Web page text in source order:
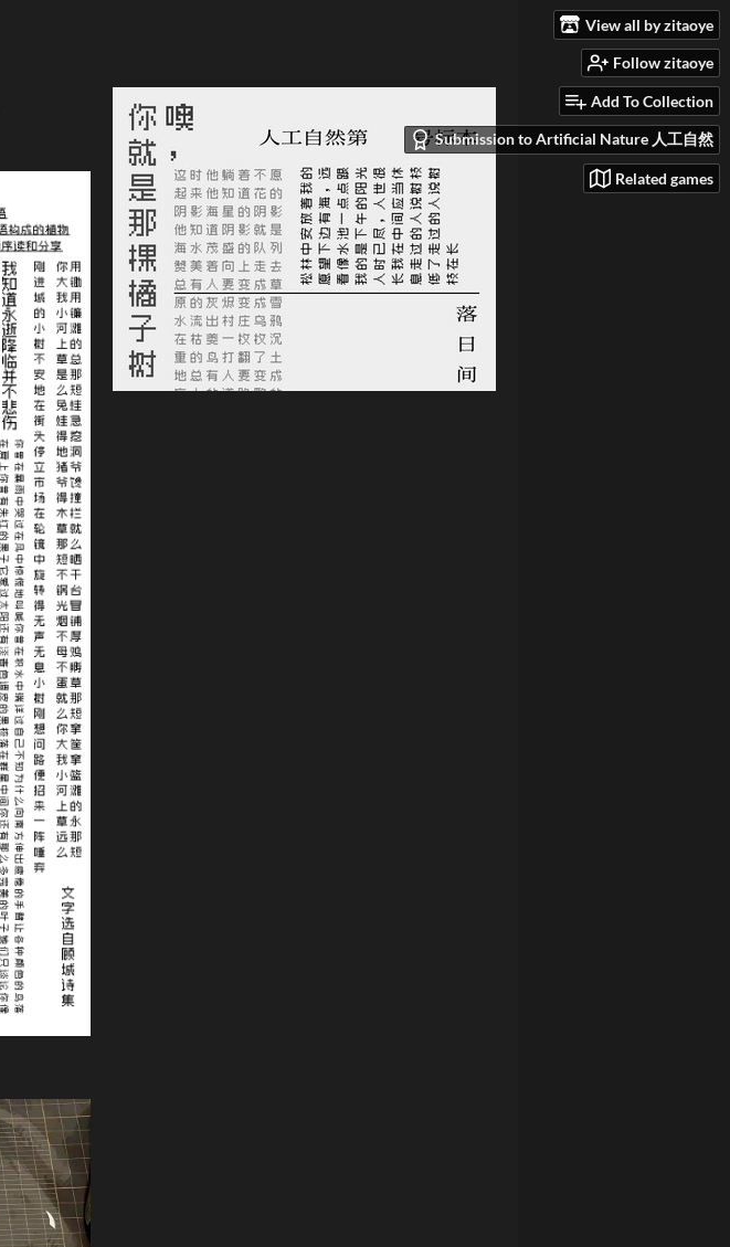
View all by zitaoye
Follow zitaoye
Add To Collection
Submission to Artificial Nature 人工自然
Related games